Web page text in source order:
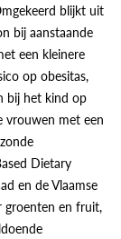
blijkt uit
bij aanstaande
een kleinere
op obesitas,
bij het kind op
vrouwen met een
Dietary
en de Vlaamse
groenten en fruit,